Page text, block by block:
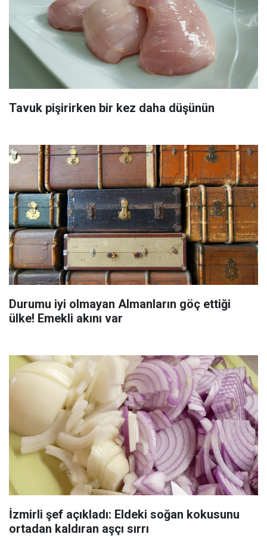
Tavuk pişirirken bir kez daha düşünün
Durumu iyi olmayan Almanların göç ettiği
ülke! Emekli akını var
İzmirli şef açıkladı: Eldeki soğan kokusunu
ortadan kaldıran aşçı sırrı